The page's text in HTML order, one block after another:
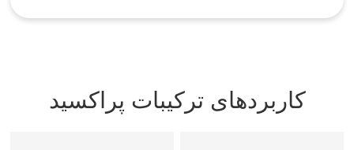
کاربردهای ترکیبات پراکسید